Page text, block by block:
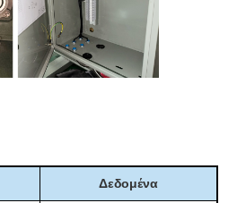
Δεδομένα